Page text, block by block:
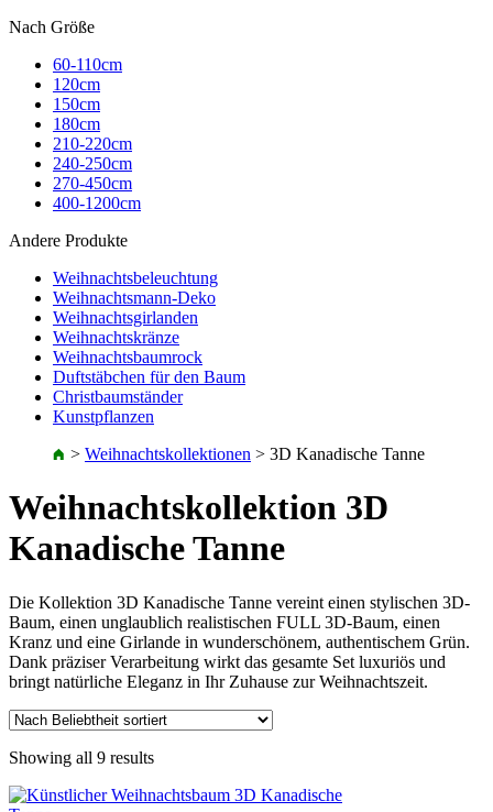
Nach Größe
60-110cm
120cm
150cm
180cm
210-220cm
240-250cm
270-450cm
400-1200cm
Andere Produkte
Weihnachtsbeleuchtung
Weihnachtsmann-Deko
Weihnachtsgirlanden
Weihnachtskränze
Weihnachtsbaumrock
Duftstäbchen für den Baum
Christbaumständer
Kunstpflanzen
> Weihnachtskollektionen > 3D Kanadische Tanne
Weihnachtskollektion 3D
Kanadische Tanne
Die Kollektion 3D Kanadische Tanne vereint einen stylischen 3D-
Baum, einen unglaublich realistischen FULL 3D-Baum, einen
Kranz und eine Girlande in wunderschönem, authentischem Grün.
Dank präziser Verarbeitung wirkt das gesamte Set luxuriös und
bringt natürliche Eleganz in Ihr Zuhause zur Weihnachtszeit.
Showing all 9 results